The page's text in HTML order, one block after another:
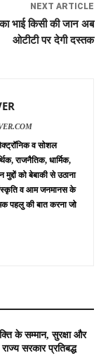
NEXT ARTICLE
भाई किसी की जान अब
ओटीटी पर देगी दस्तक
व सोशल
राजनैतिक, धार्मिक,
को बेबाकी से उठाना
व आम जनमानस के
पहलु की बात करना जो
के सम्मान, सुरक्षा और
सरकार प्रतिबद्ध